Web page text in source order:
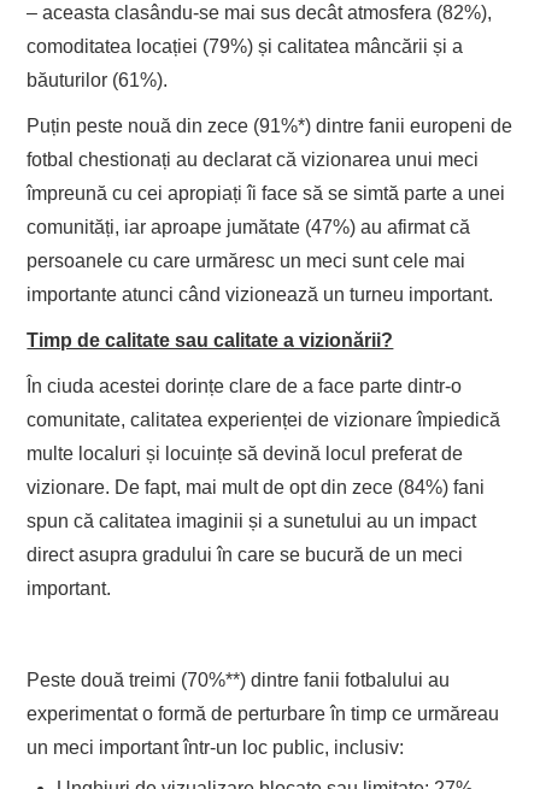
– aceasta clasându-se mai sus decât atmosfera (82%),
comoditatea locației (79%) și calitatea mâncării și a
băuturilor (61%).
Puțin peste nouă din zece (91%*) dintre fanii europeni de
fotbal chestionați au declarat că vizionarea unui meci
împreună cu cei apropiați îi face să se simtă parte a unei
comunități, iar aproape jumătate (47%) au afirmat că
persoanele cu care urmăresc un meci sunt cele mai
importante atunci când vizionează un turneu important.
Timp de calitate sau calitate a vizionării?
În ciuda acestei dorințe clare de a face parte dintr-o
comunitate, calitatea experienței de vizionare împiedică
multe localuri și locuințe să devină locul preferat de
vizionare. De fapt, mai mult de opt din zece (84%) fani
spun că calitatea imaginii și a sunetului au un impact
direct asupra gradului în care se bucură de un meci
important.
Peste două treimi (70%**) dintre fanii fotbalului au
experimentat o formă de perturbare în timp ce urmăreau
un meci important într-un loc public, inclusiv: